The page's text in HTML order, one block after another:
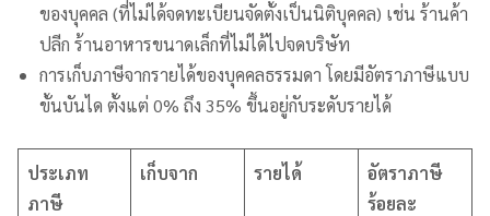
ของบุคคล (ที่ไม่ได้จดทะเบียนจัดตั้งเป็นนิติบุคคล) เช่น ร้านค้า
ปลีก ร้านอาหารขนาดเล็กที่ไม่ได้ไปจดบริษัท
การเก็บภาษีจากรายได้ของบุคคลธรรมดา โดยมีอัตราภาษีแบบ
ขั้นบันได ตั้งแต่ 0% ถึง 35% ขึ้นอยู่กับระดับรายได้
ประเภท
ภาษี
เก็บจาก รายได้
อัตราภาษี
ร้อยละ